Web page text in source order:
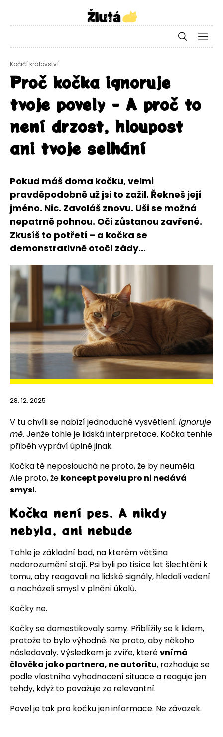
Kočičí království
Proč kočka ignoruje
tvoje povely - A proč to
není drzost, hloupost
ani tvoje selhání
Pokud máš doma kočku, velmi
pravděpodobně už jsi to zažil. Řekneš její
jméno. Nic. Zavoláš znovu. Uši se možná
nepatrně pohnou. Oči zůstanou zavřené.
Zkusíš to potřetí – a kočka se
demonstrativně otočí zády...
28. 12. 2025
V tu chvíli se nabízí jednoduché vysvětlení: ignoruje
mě. Jenže tohle je lidská interpretace. Kočka tenhle
příběh vypráví úplně jinak.
Kočka tě neposlouchá ne proto, že by neuměla.
Ale proto, že koncept povelu pro ni nedává
smysl.
Kočka není pes. A nikdy
nebyla, ani nebude
Tohle je základní bod, na kterém většina
nedorozumění stojí. Psi byli po tisíce let šlechtěni k
tomu, aby reagovali na lidské signály, hledali vedení
a nacházeli smysl v plnění úkolů.
Kočky ne.
Kočky se domestikovaly samy. Přiblížily se k lidem,
protože to bylo výhodné. Ne proto, aby někoho
následovaly. Výsledkem je zvíře, kterévnímá
člověka jako partnera, ne autoritu, rozhoduje se
podle vlastního vyhodnocení situace a reaguje jen
tehdy, když to považuje za relevantní.
Povel je tak pro kočku jen informace. Ne závazek.